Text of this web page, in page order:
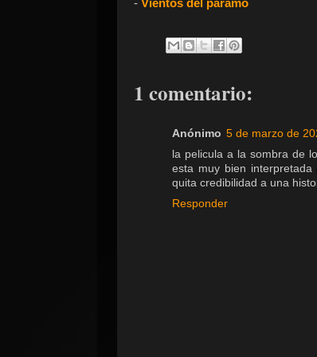
- Vientos del páramo
1 comentario:
Anónimo 5 de marzo de
la pelicula a la sombra de
esta muy bien
quita credibilidad a una
Responder